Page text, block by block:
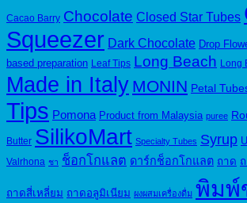
Cacao Barry Chocolate Closed Star Tubes
Squeezer Dark Chocolate Drop
based preparation Leaf Tips Long Beach Long
Made in Italy MONIN Petal
Tips Pomona Product from Malaysia puree
Butter SilikoMart Specialty Tubes Syrup
Valrhona ชา ช็อกโกแลต ดาร์กช็อกโกแลต ถาด
ถาดสี่เหลี่ยม ถาดอลูมิเนียม ผงผสมเครื่องดื่ม พิมพ์